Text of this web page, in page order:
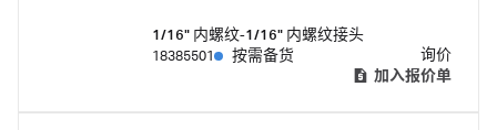
1/16" 内螺纹-1/16" 内螺纹接头
18385501
按需备货
询价
加入报价单